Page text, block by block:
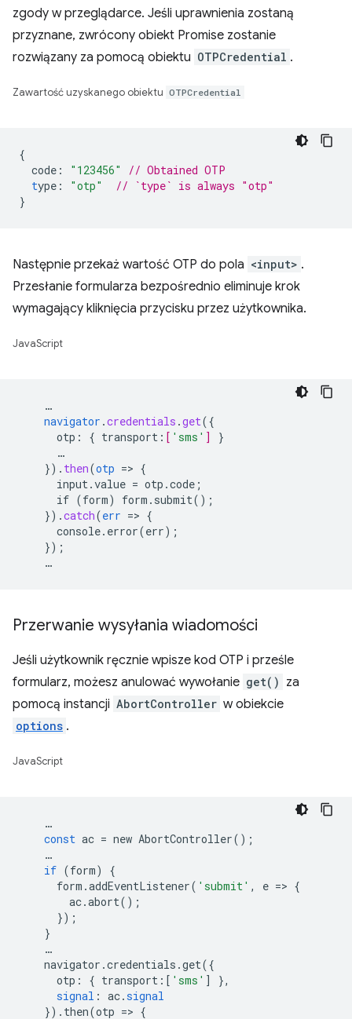
zgody w przeglądarce. Jeśli uprawnienia zostaną
przyznane, zwrócony obiekt Promise zostanie
rozwiązany za pomocą obiektu OTPCredential .
Zawartość uzyskanego obiektu OTPCredential
{
code : "123456"
// Obtained OTP
type : "otp"
// `type` is always "otp"
}
Następnie przekaż wartość OTP do pola <input> .
Przesłanie formularza bezpośrednio eliminuje krok
wymagający kliknięcia przycisku przez użytkownika.
JavaScript
…
navigator .credentials .get({
otp : { transport : [ 'sms' ]
}
…
}) . then(otp => {
input.value = otp.code ;
if (form) form.submit() ;
}) .catch(err => {
console.error(err) ;
});
…
Przerwanie wysyłania wiadomości
Jeśli użytkownik ręcznie wpisze kod OTP i prześle
formularz, możesz anulować wywołanie get() za
pomocą instancji AbortController w obiekcie
options .
JavaScript
…
const ac = new AbortController();
…
if (form)
{
form .addEventListener( 'submit' , e => {
ac.abort();
});
}
…
navigator .credentials .get({
otp : { transport :[ 'sms' ]
},
signal : ac.signal
}) . then(otp => {